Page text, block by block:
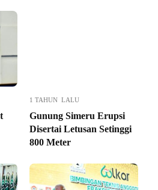
1 TAHUN LALU
Gunung Simeru Erupsi
Disertai Letusan Setinggi
800 Meter